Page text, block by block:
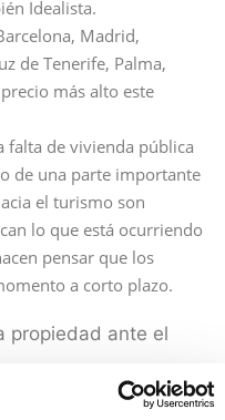
Idealista.
Madrid,
de Tenerife, Palma,
más alto este
falta de vivienda pública
de una parte importante
el turismo son
lo que está ocurriendo
pensar que los
a corto plazo.
propiedad ante el
de los precios del